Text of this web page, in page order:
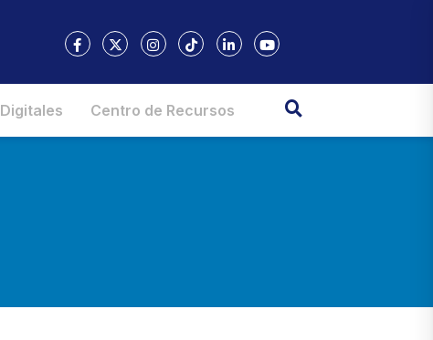
Centro de Recursos